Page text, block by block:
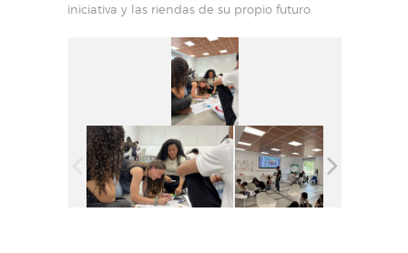
iniciativa y las riendas de su propio futuro.